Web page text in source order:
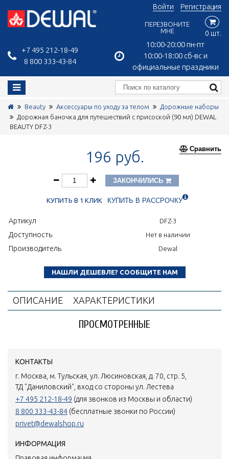
+7 495 212-18-49
8 800 333-43-84
10:00-20:00 пн-пт
10:00-18:00 сб-вс и
официальные праздники
Войти Регистрация
ПЕРЕЗВОНИТЕ
МНЕ
0 шт.
Beauty Аксессуары по уходу за телом
Дорожные наборы
Дорожная баночка для путешествий с присоской (90 мл) DEWAL
BEAUTY DFZ-3
Сравнить
196 руб.
ЗАКОНЧИЛИСЬ
КУПИТЬ В 1 КЛИК КУПИТЬ В РАССРОЧКУ
Артикул DFZ-3
Доступность Нет в наличии
Производитель Dewal
НАШЛИ ДЕШЕВЛЕ? СООБЩИТЕ НАМ
ОПИСАНИЕ ХАРАКТЕРИСТИКИ
ПРОСМОТРЕННЫЕ
КОНТАКТЫ
г. Москва, м. Тульская, ул. Люсиновская, д. 70, стр. 5,
ТД "Даниловский", вход со стороны ул. Лестева
+7 495 212-18-49 (для звонков из Москвы и области)
8 800 333-43-84 (бесплатные звонки по России)
privet@dewalshop.ru
ИНФОРМАЦИЯ